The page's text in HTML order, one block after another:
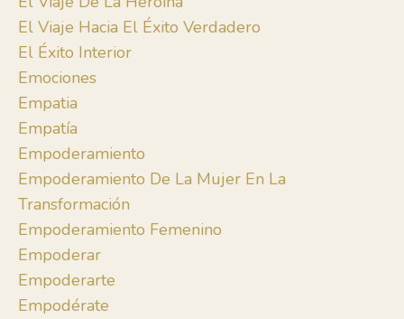
El Viaje Hacia El Éxito Verdadero
El Éxito Interior
Emociones
Empatia
Empatía
Empoderamiento
Empoderamiento De La Mujer En La
Transformación
Empoderamiento Femenino
Empoderar
Empoderarte
Empodérate